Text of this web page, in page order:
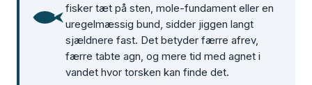
fisker tæt på sten, mole-fundament eller en
uregelmæssig bund, sidder jiggen langt
sjældnere fast. Det betyder færre afrev,
færre tabte agn, og mere tid med agnet i
vandet hvor torsken kan finde det.